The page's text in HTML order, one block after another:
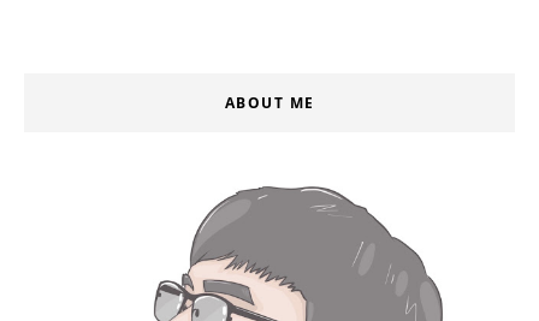
ABOUT ME